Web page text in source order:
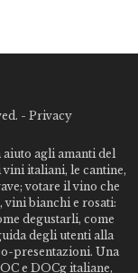
- Privacy
agli amanti del
italiani, le cantine,
votare il vino che
bianchi e rosati:
degustarli, come
degli utenti alla
presentazioni. Una
e DOCg italiane,